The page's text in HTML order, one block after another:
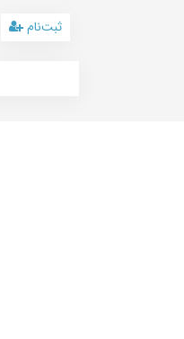
ثبت‌نام